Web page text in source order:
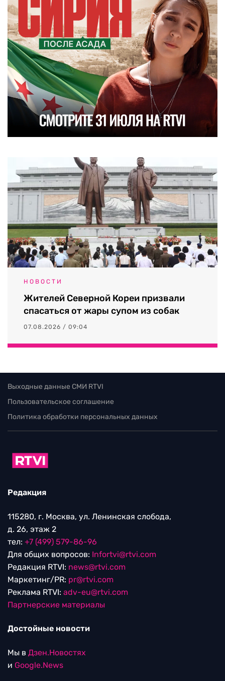
НОВОСТИ
Жителей Северной Кореи призвали
спасаться от жары супом из собак
07.08.2026 / 09:04
Выходные данные СМИ RTVI
Пользовательское соглашение
Политика обработки персональных данных
Редакция
115280, г. Москва, ул. Ленинская слобода,
д. 26, этаж 2
тел: +7 (499) 579-86-96
Для общих вопросов: Infortvi@rtvi.com
Редакция RTVI: news@rtvi.com
Маркетинг/PR: pr@rtvi.com
Реклама RTVI: adv-eu@rtvi.com
Партнерские материалы
Достойные новости
Мы в Дзен.Новостях
и Google.News